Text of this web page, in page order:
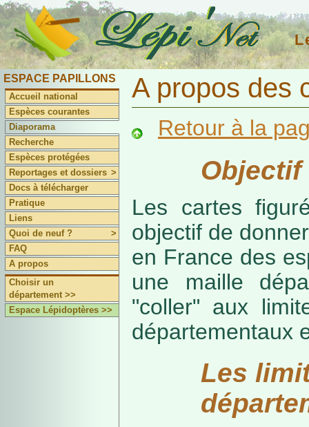
ESPACE PAPILLONS
Accueil national
Espèces courantes
Diaporama
Recherche
Espèces protégées
Reportages et dossiers >
Docs à télécharger
Pratique
Liens
Quoi de neuf ?
>
FAQ
A propos
Choisir un
département >>
Espace Lépidoptères >>
A propos des
Retour à la
Objectif
Les cartes
objectif de
en France des
une maille
"coller" aux
départementaux
Les